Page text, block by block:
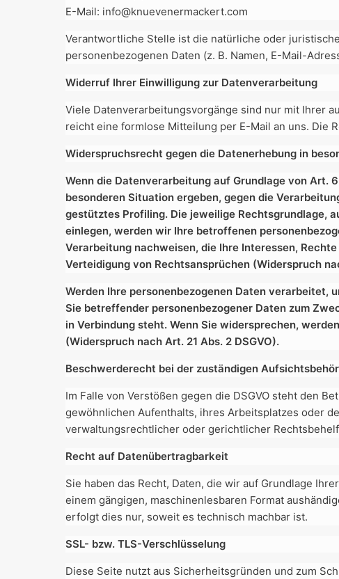
E-Mail: info@knuevenermackert.com
Verantwortliche Stelle ist die natürliche oder
personenbezogenen Daten (z. B. Namen, E-Mail-
Widerruf Ihrer Einwilligung zur Datenverarbeitung
Viele Datenverarbeitungsvorgänge sind nur mit Ihrer
reicht eine formlose Mitteilung per E-Mail an uns. Die
Widerspruchsrecht gegen die Datenerhebung in
Wenn die Datenverarbeitung auf Grundlage von Art.
besonderen Situation ergeben, gegen die
gestütztes Profiling. Die jeweilige Rechtsgrundlage,
einlegen, werden wir Ihre betroffenen
Verarbeitung nachweisen, die Ihre Interessen,
Verteidigung von Rechtsansprüchen (Widerspruch
Werden Ihre personenbezogenen Daten verarbeitet,
Sie betreffender personenbezogener Daten zum
in Verbindung steht. Wenn Sie widersprechen,
(Widerspruch nach Art. 21 Abs. 2 DSGVO).
Beschwerderecht bei der zuständigen
Im Falle von Verstößen gegen die DSGVO steht den
gewöhnlichen Aufenthalts, ihres Arbeitsplatzes oder
verwaltungsrechtlicher oder gerichtlicher
Recht auf Datenübertragbarkeit
Sie haben das Recht, Daten, die wir auf Grundlage
einem gängigen, maschinenlesbaren Format
erfolgt dies nur, soweit es technisch machbar ist.
SSL- bzw. TLS-Verschlüsselung
Diese Seite nutzt aus Sicherheitsgründen und zum